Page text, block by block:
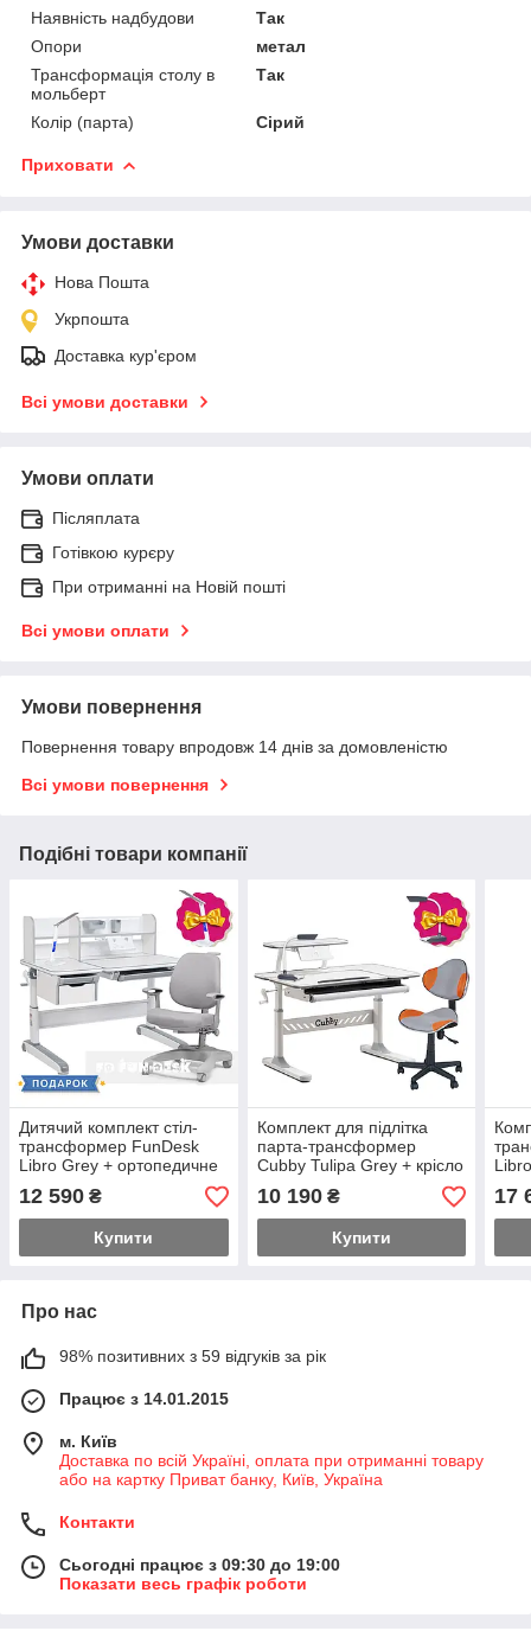
Наявність надбудови
Так
Опори
метал
Трансформація столу в
мольберт
Так
Колір (парта) Сірий
Приховати
Умови доставки
Нова Пошта
Укрпошта
Доставка кур'єром
Всі умови доставки
Умови оплати
Післяплата
Готівкою курєру
При отриманні на Новій пошті
Всі умови оплати
Умови повернення
Повернення товару впродовж 14 днів за домовленістю
Всі умови повернення
Подібні товари компанії
Дитячий комплект стіл-
трансформер FunDesk
Libro Grey + ортопедичне
Grey
12 590 ₴
Купити
Комплект для підлітка
парта-трансформер
Cubby Tulipa Grey + крісло
Grey
10 190₴
Купити
17
Про нас
98% позитивних з 59 відгуків за рік
Працює з 14.01.2015
м. Київ
Доставка по всій Україні, оплата при отриманні товару
або на картку Приват банку, Київ, Україна
Контакти
Сьогодні працює з 09:30 до 19:00
Показати весь графік роботи